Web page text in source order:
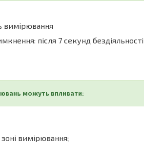
вимірювання
після 7 секунд бездіяльності
можуть впливати:
вимірювання;